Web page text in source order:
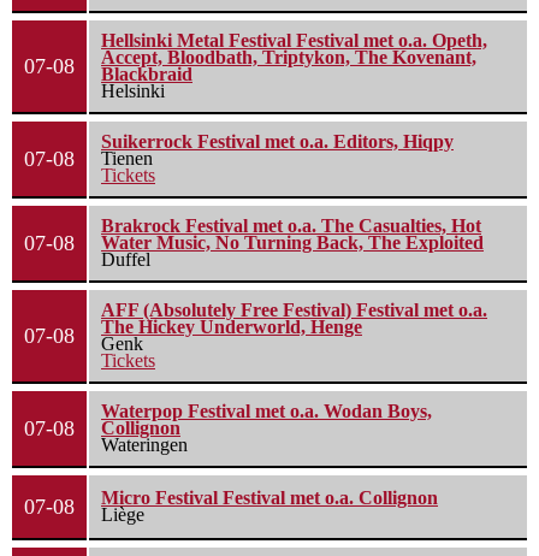
07-08
Hellsinki Metal Festival Festival met o.a. Opeth,
Accept, Bloodbath, Triptykon, The Kovenant,
Blackbraid
Helsinki
07-08
Suikerrock Festival met o.a. Editors, Hiqpy
Tienen
Tickets
07-08
Brakrock Festival met o.a. The Casualties, Hot
Water Music, No Turning Back, The Exploited
Duffel
07-08
AFF (Absolutely Free Festival) Festival met o.a.
The Hickey Underworld, Henge
Genk
Tickets
07-08
Waterpop Festival met o.a. Wodan Boys,
Collignon
Wateringen
07-08
Micro Festival Festival met o.a. Collignon
Liège